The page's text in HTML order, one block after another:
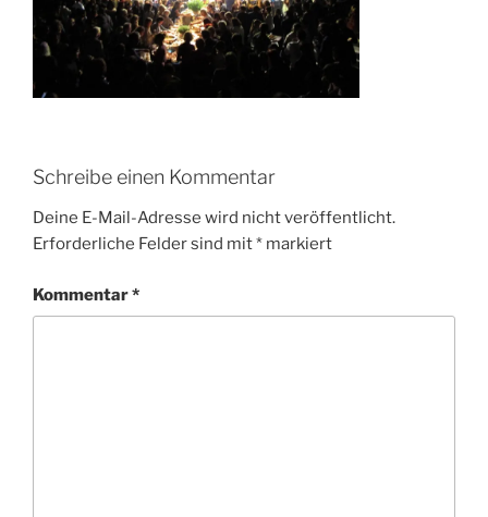
Schreibe einen Kommentar
Deine E-Mail-Adresse wird nicht veröffentlicht.
Erforderliche Felder sind mit* markiert
Kommentar*